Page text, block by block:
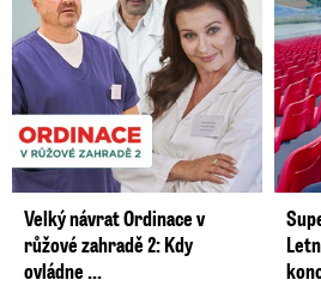
Velký návrat Ordinace v
růžové zahradě 2: Kdy
ovládne ...